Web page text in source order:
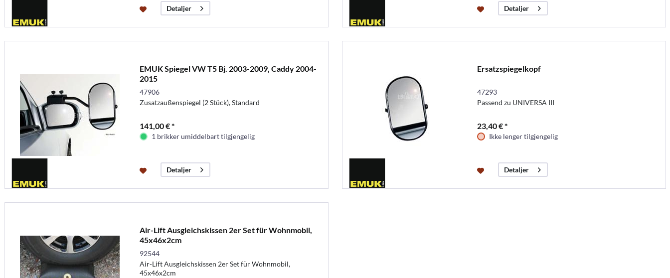
Detaljer Detaljer
EMUK Spiegel VW T5 Bj. 2003-2009, Caddy 2004-
2015
47906
Zusatzaußenspiegel (2 Stück), Standard
141,00 € *
1 brikker umiddelbart tilgjengelig
Detaljer
Ersatzspiegelkopf
47293
Passend zu UNIVERSA III
23,40 € *
Ikke lenger tilgjengelig
Detaljer
Air-Lift Ausgleichskissen 2er Set für Wohnmobil,
45x46x2cm
92544
Air-Lift Ausgleichskissen 2er Set für Wohnmobil,
45x46x2cm